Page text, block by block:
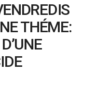
THÉME: